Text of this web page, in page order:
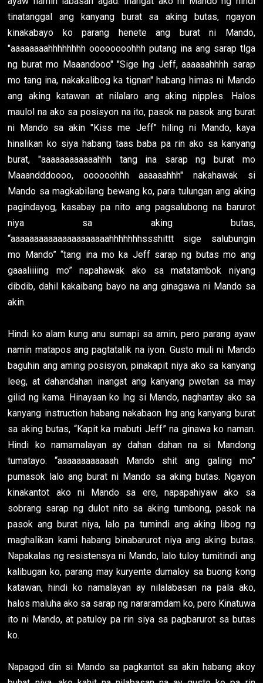
tinatanggal ang kanyang burat sa aking butas, ngayon
kinakabayo ko parang henete ang burat ni Mando,
"aaaaaaaahhhhhhhh oooooooohhh putang ina ang sarap tlga
ng burat mo Maaandooo" "Sige lng Jeff, aaaaaahhhh sarap
mo tang ina, nakakalibog ka tignan" habang himas ni Mando
ang aking katawan at nilalaro ang aking nipples. Halos
maulol na ako sa posisyon na ito, pasok na pasok ang burat
ni Mando sa akin "Kiss me Jeff" hiling ni Mando, kaya
hinalikan ko siya habang taas baba pa rin ako sa kanyang
burat, "aaaaaaaaaaaahhh tang ina sarap ng burat mo
Maaandddoooo, oooooohhh aaaaaahhh" nakahawak si
Mando sa magkabilang bewang ko, para tulungan ang aking
pagindayog, kasabay pa nito ang pagsalubong na barurot
niya sa aking butas,
“aaaaaaaaaaaaaaaaaaaaahhhhhhhssshittt sige salubungin
mo Mando” “tang ina mo ka Jeff sarap ng butas mo ang
gaaaliiiing mo” napahawak ako sa matatambok niyang
dibdib, dahil kakaibang bayo na ang ginagawa ni Mando sa
akin.
Hindi ko alam kung anu sumapi sa amin, pero parang ayaw
namin matapos ang pagtatalik na iyon. Gusto muli ni Mando
baguhin ang aming posisyon, pinakapit niya ako sa kanyang
leeg, at dahandahan inangat ang kanyang pwetan sa may
gilid ng kama. Hinayaan ko lng si Mando, naghantay ako sa
kanyang instruction habang nakabaon lng ang kanyang burat
sa aking butas, “Kapit ka mabuti Jeff” na ginawa ko naman.
Hindi ko namamalayan ay dahan dahan na si Mandong
tumatayo. “aaaaaaaaaaaah Mando shit ang galing mo”
pumasok lalo ang burat ni Mando sa aking butas. Ngayon
kinakantot ako ni Mando sa ere, napapahiyaw ako sa
sobrang sarap ng dulot nito sa aking tumbong, pasok na
pasok ang burat niya, lalo pa tumindi ang aking libog ng
maghalikan kami habang binabarurot niya ang aking butas.
Napakalas ng resistensya ni Mando, lalo tuloy tumitindi ang
kalibugan ko, parang may kuryente dumaloy sa buong kong
katawan, hindi ko namalayan ay nilalabasan na pala ako,
halos maluha ako sa sarap ng nararamdam ko, pero Kinatuwa
ito ni Mando, at patuloy pa rin siya sa pagbarurot sa butas
ko.
Napagod din si Mando sa pagkantot sa akin habang akoy